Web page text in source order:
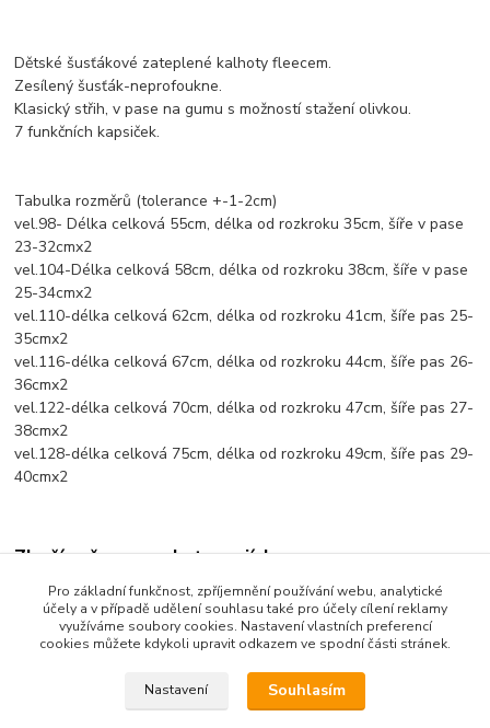
Dětské šusťákové zateplené kalhoty fleecem.
Zesílený šusťák-neprofoukne.
Klasický střih, v pase na gumu s možností stažení olivkou.
7 funkčních kapsiček.
Tabulka rozměrů (tolerance +-1-2cm)
vel.98- Délka celková 55cm, délka od rozkroku 35cm, šíře v pase
23-32cmx2
vel.104-Délka celková 58cm, délka od rozkroku 38cm, šíře v pase
25-34cmx2
vel.110-délka celková 62cm, délka od rozkroku 41cm, šíře pas 25-
35cmx2
vel.116-délka celková 67cm, délka od rozkroku 44cm, šíře pas 26-
36cmx2
vel.122-délka celková 70cm, délka od rozkroku 47cm, šíře pas 27-
38cmx2
vel.128-délka celková 75cm, délka od rozkroku 49cm, šíře pas 29-
40cmx2
Zboží zařazeno v kategoriích
Dětské oblečení
Dětské kalhoty
Pro základní funkčnost, zpříjemnění používání webu, analytické
účely a v případě udělení souhlasu také pro účely cílení reklamy
využíváme soubory cookies. Nastavení vlastních preferencí
cookies můžete kdykoli upravit odkazem ve spodní části stránek.
Nastavení Souhlasím